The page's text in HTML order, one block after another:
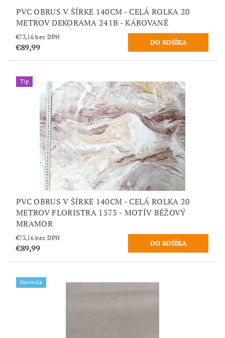
PVC OBRUS V ŠÍRKE 140CM - CELÁ ROLKA 20
METROV DEKORAMA 241B - KÁROVANÉ
€73,16 bez DPH
€89,99
Tip
PVC OBRUS V ŠÍRKE 140CM - CELÁ ROLKA 20
METROV FLORISTRA 1573 - MOTÍV BÉŽOVÝ
MRAMOR
€73,16 bez DPH
€89,99
Novinka